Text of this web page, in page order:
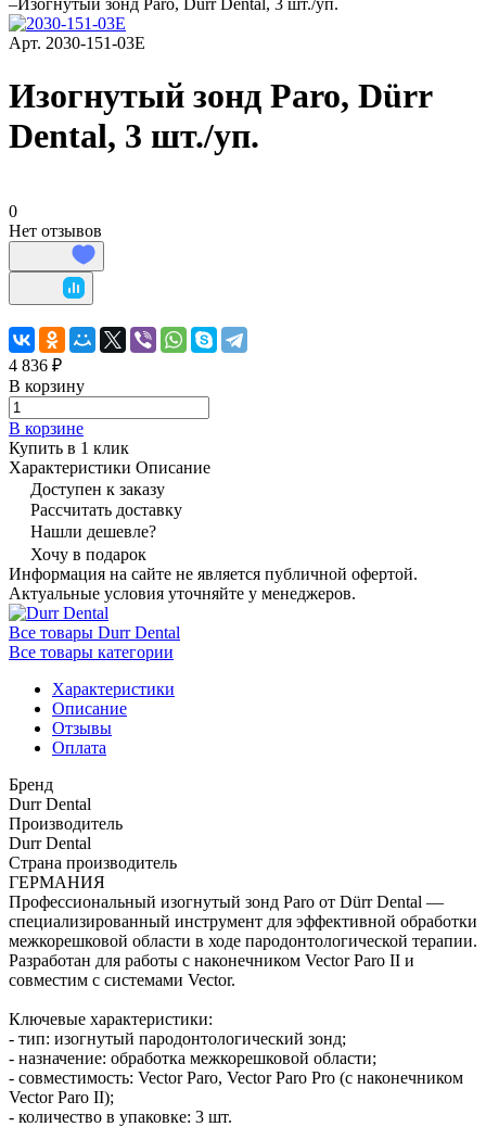
–Изогнутый зонд Paro, Dürr Dental, 3 шт./уп.
Арт. 2030-151-03E
Изогнутый зонд Paro, Dürr
Dental, 3 шт./уп.
0
Нет отзывов
4 836 ₽
В корзину
В корзине
Купить в 1 клик
Характеристики Описание
Доступен к заказу
Рассчитать доставку
Нашли дешевле?
Хочу в подарок
Информация на сайте не является публичной офертой.
Актуальные условия уточняйте у менеджеров.
Все товары Durr Dental
Все товары категории
Характеристики
Описание
Отзывы
Оплата
Бренд
Durr Dental
Производитель
Durr Dental
Страна производитель
ГЕРМАНИЯ
Профессиональный изогнутый зонд Paro от Dürr Dental —
специализированный инструмент для эффективной обработки
межкорешковой области в ходе пародонтологической терапии.
Разработан для работы с наконечником Vector Paro II и
совместим с системами Vector.
Ключевые характеристики:
- тип: изогнутый пародонтологический зонд;
- назначение: обработка межкорешковой области;
- совместимость: Vector Paro, Vector Paro Pro (с наконечником
Vector Paro II);
- количество в упаковке: 3 шт.